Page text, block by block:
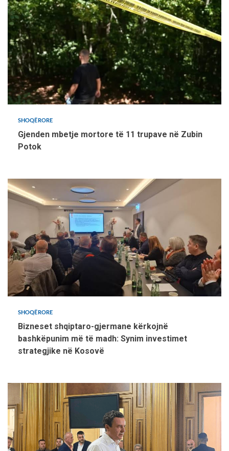
SHOQËRORE
Gjenden mbetje mortore të 11 trupave në Zubin
Potok
SHOQËRORE
Bizneset shqiptaro-gjermane kërkojnë
bashkëpunim më të madh: Synim investimet
strategjike në Kosovë